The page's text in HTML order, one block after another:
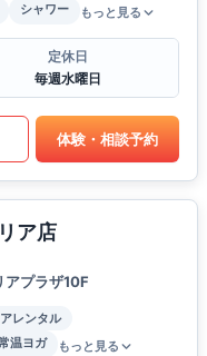
シャワー もっと見る
定休日
毎週水曜日
体験・相談予約
ア店
プラザ10F
レンタル
温ヨガ もっと見る